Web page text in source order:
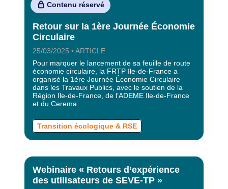
Contenu réservé
Retour sur la 1ère Journée Économie
Circulaire
25/03/2025 • ARTICLE
Pour marquer le lancement de sa feuille de route
économie circulaire, la FRTP Ile-de-France a
organisé la 1ère Journée Économie Circulaire
dans les Travaux Publics, avec le soutien de la
Région Ile-de-France, de l’ADEME Ile-de-France
et du Cerema.
Transition écologique & RSE
Webinaire « Retours d’expérience
des utilisateurs de SEVE-TP »